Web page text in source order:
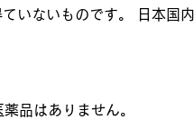
いないものです。 日本国
品はありません。